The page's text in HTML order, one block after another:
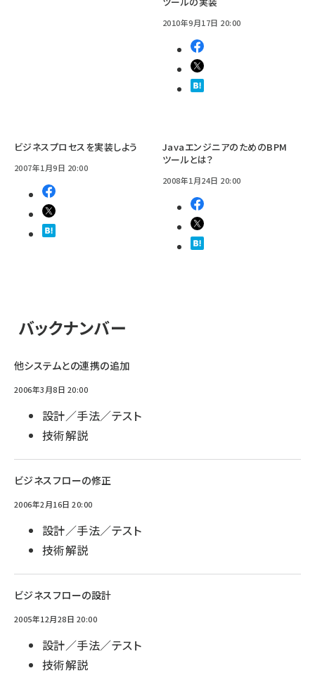
2010年9月17日 20:00
ビジネスプロセスを実装しよう
2007年1月9日 20:00
JavaエンジニアのためのBPM
ツールとは？
2008年1月24日 20:00
バックナンバー
他システムとの連携の追加
2006年3月8日 20:00
設計／手法／テスト
技術解説
ビジネスフローの修正
2006年2月16日 20:00
設計／手法／テスト
技術解説
ビジネスフローの設計
2005年12月28日 20:00
設計／手法／テスト
技術解説